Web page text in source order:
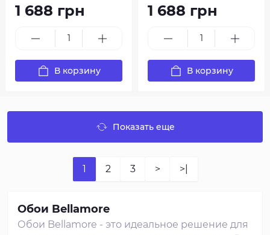
1 688 грн
В корзину
1 688 грн
В корзину
Показать еще
1 2 3 > >|
Обои Bellamore
Обои Bellamore - это идеальное решение для